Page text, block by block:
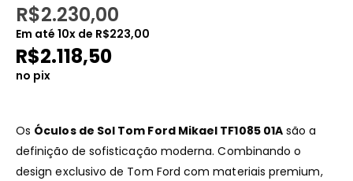
R$2.230,00
Em até 10x de R$223,00
R$2.118,50
no pix
Os Óculos de Sol Tom Ford Mikael TF1085 01A são a
definição de sofisticação moderna. Combinando o
design exclusivo de Tom Ford com materiais premium,